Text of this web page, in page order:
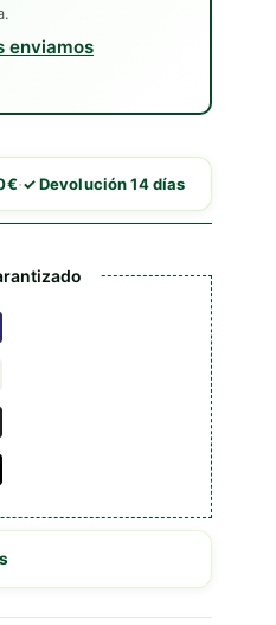
enviamos
·✓ Devolución 14 días